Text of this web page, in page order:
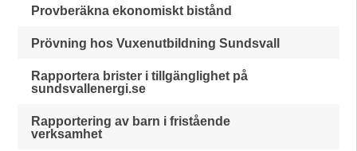
Provberäkna ekonomiskt bistånd
Prövning hos Vuxenutbildning Sundsvall
Rapportera brister i tillgänglighet på
sundsvallenergi.se
Rapportering av barn i fristående
verksamhet